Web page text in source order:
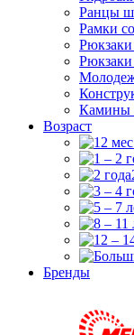
Ранцы
Рамки
Рюкзаки
Камины
Возраст
Бренды